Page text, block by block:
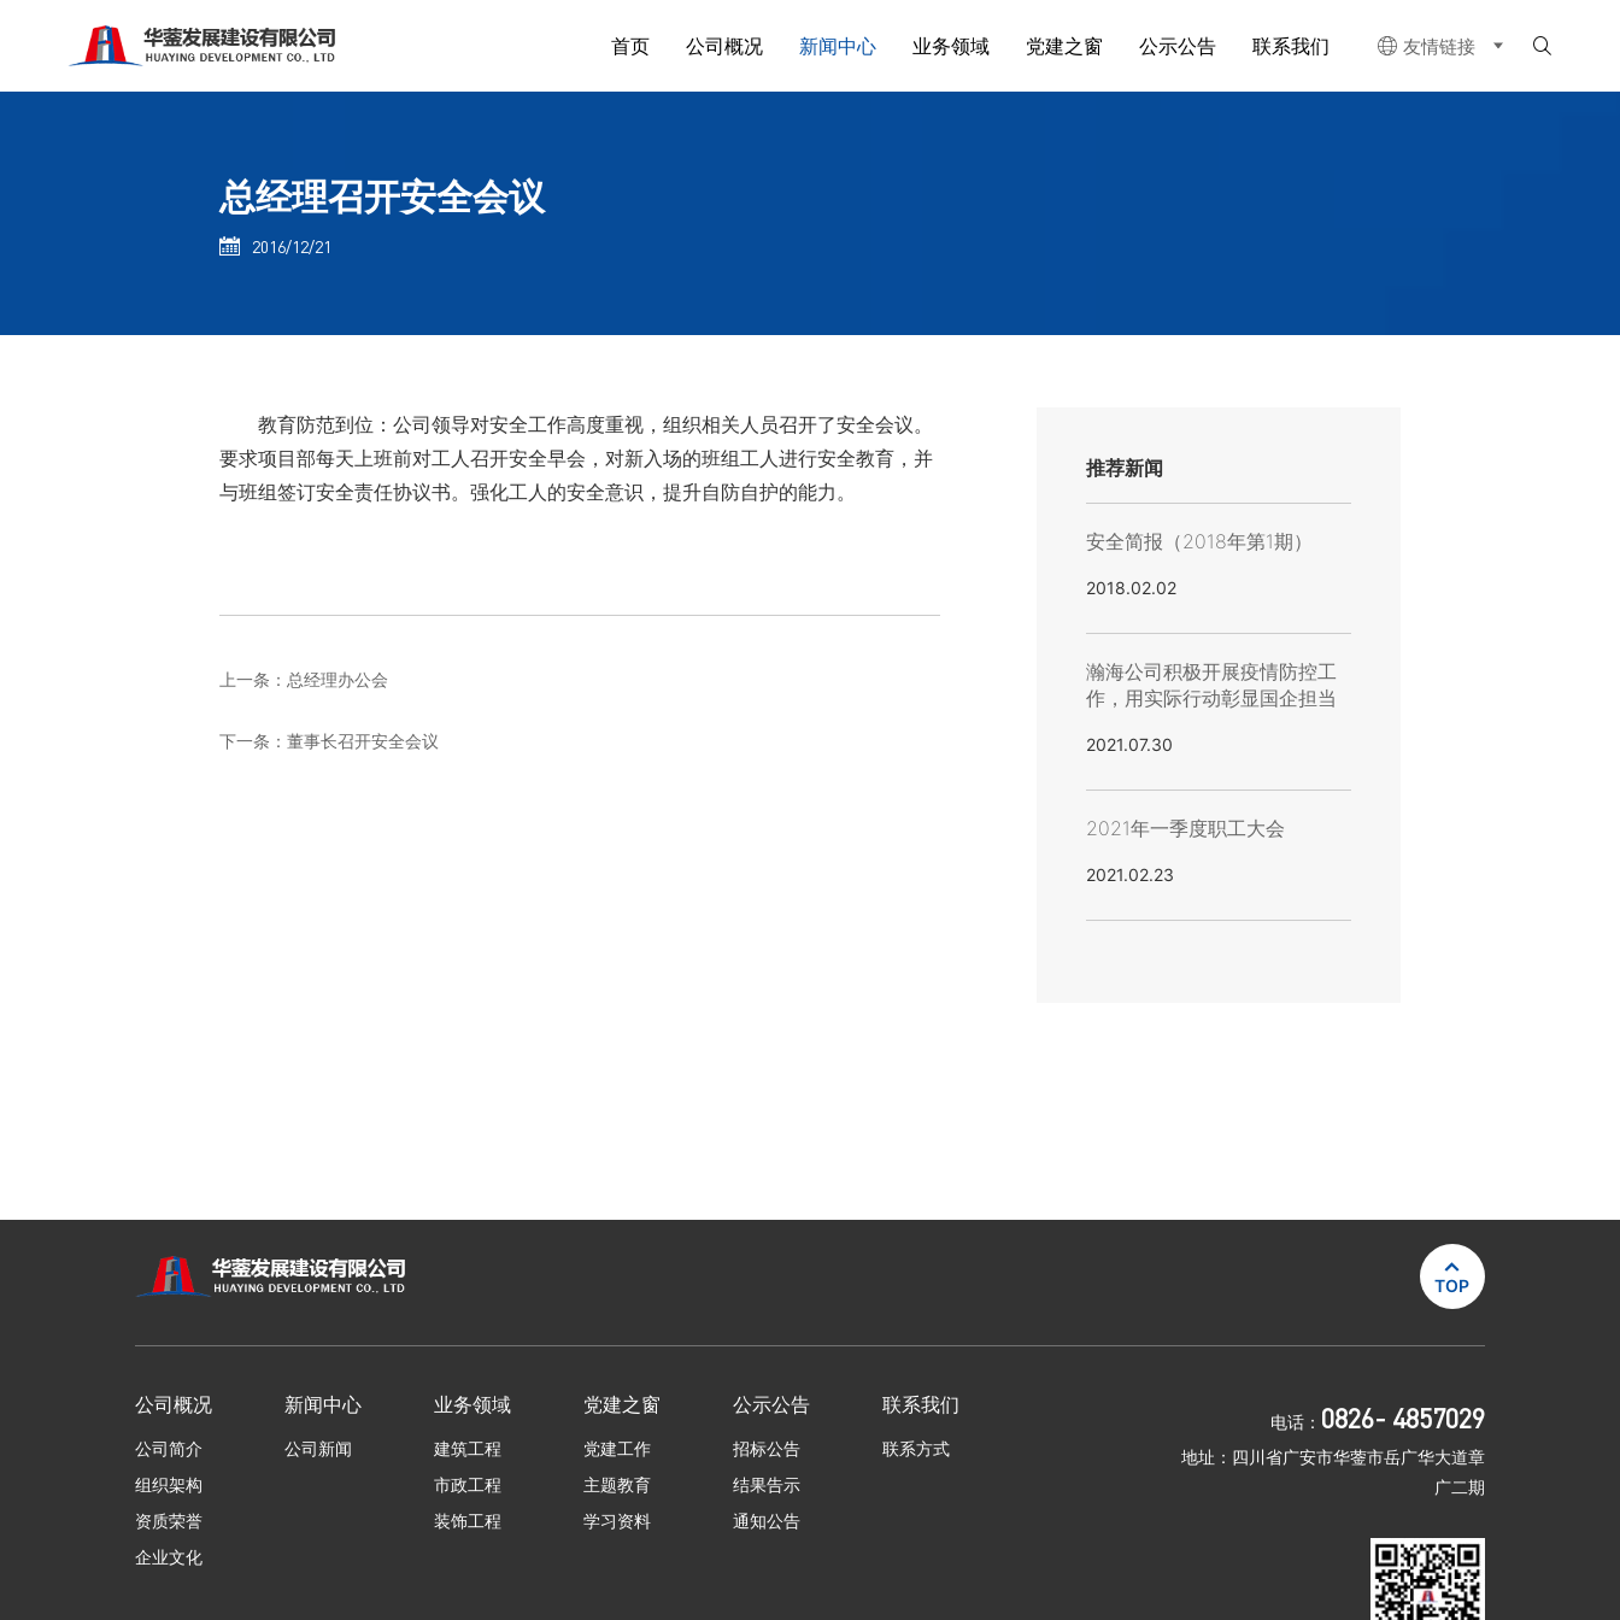
首页 公司概况 新闻中心 业务领域 党建之窗 公示公告 联系我们  友情链接 
总经理召开安全会议
 2016/12/21
教育防范到位：公司领导对安全工作高度重视，组织相关人员召开了安全会议。
要求项目部每天上班前对工人召开安全早会，对新入场的班组工人进行安全教育，并
与班组签订安全责任协议书。强化工人的安全意识，提升自防自护的能力。
上一条： 总经理办公会
下一条：董事长召开安全会议
推荐新闻
安全简报（2018年第1期）
2018.02.02
瀚海公司积极开展疫情防控工
作，用实际行动彰显国企担当
2021.07.30
2021年一季度职工大会
2021.02.23

TOP
公司概况
公司简介
组织架构
资质荣誉
企业文化
新闻中心
公司新闻
业务领域
建筑工程
市政工程
装饰工程
党建之窗
党建工作
主题教育
学习资料
公示公告
招标公告
结果告示
通知公告
联系我们
联系方式
电话： 0826- 4857029
地址：四川省广安市华蓥市岳广华大道章
广二期